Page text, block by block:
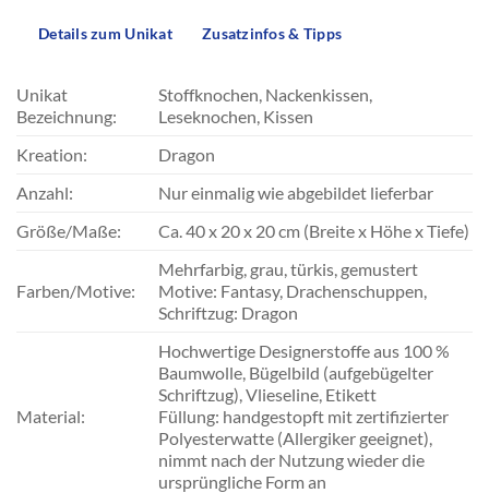
Details zum Unikat Zusatzinfos & Tipps
Unikat
Bezeichnung:
Stoffknochen, Nackenkissen,
Leseknochen, Kissen
Kreation:
Dragon
Anzahl:
Nur einmalig wie abgebildet lieferbar
Größe/Maße:
Ca. 40 x 20 x 20 cm (Breite x Höhe x Tiefe)
Farben/Motive:
Mehrfarbig, grau, türkis, gemustert
Motive: Fantasy, Drachenschuppen,
Schriftzug: Dragon
Material:
Hochwertige Designerstoffe aus 100 %
Baumwolle, Bügelbild (aufgebügelter
Schriftzug), Vlieseline, Etikett
Füllung: handgestopft mit zertifizierter
Polyesterwatte (Allergiker geeignet),
nimmt nach der Nutzung wieder die
ursprüngliche Form an